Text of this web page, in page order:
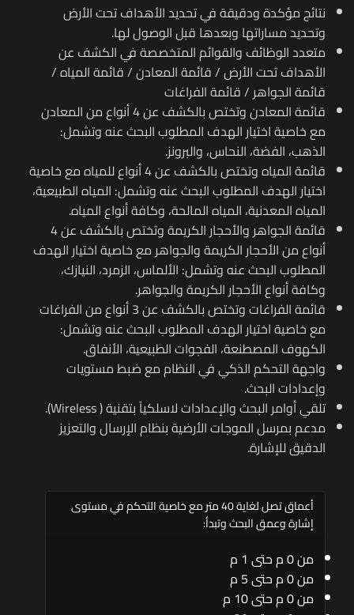
نتائج مؤكدة ودقيقة في تحديد الأهداف تحت الأرض
وتحديد مساراتها وبعدها قبل الوصول لها.
متعدد الوظائف والقوائم المتخصصة في الكشف عن
الأهداف تحت الأرض / قائمة المعادن / قائمة المياه /
قائمة الجواهر / قائمة الفراغات
قائمة المعادن وتختص بالكشف عن 4 أنواع من المعادن
مع خاصية اختيار الهدف المطلوب البحث عنه وتشمل:
الذهب، الفضة، النحاس، والبرونز.
قائمة المياه وتختص بالكشف عن 4 أنواع للمياه مع خاصية
اختيار الهدف المطلوب البحث عنه وتشمل: المياه الطبيعية،
المياه المعدنية، المياه المالحة، وكافة أنواع المياه.
قائمة الجواهر والأحجار الكريمة وتختص بالكشف عن 4
أنواع من الأحجار الكريمة والجواهر مع خاصية اختيار الهدف
المطلوب البحث عنه وتشمل: الألماس، الزمرد، النيازك،
وكافة أنواع الأحجار الكريمة والجواهر.
قائمة الفراغات وتختص بالكشف عن 3 أنواع من الفراغات
مع خاصية اختيار الهدف المطلوب البحث عنه وتشمل:
الكهوف المصطنعة، الفجوات الطبيعية، الأنفاق.
واجهة التحكم الذكي في النظام مع ضبط مستويات
وإعدادات البحث.
تلقي أوامر البحث والإعدادات لاسلكياً بتقنية (Wireless
).
مدعم بمرسل الموجات الأرضية بنظام الإرسال والتعزيز
الدقيق للإشارة.
أعماق تصل لغاية 40 متر مع خاصية التحكم في مستوى
إشارة وعمق البحث وتبدأ:
من 0 م حتى 1 م
من 0 م حتى 5 م
من 0 م حتى 10 م